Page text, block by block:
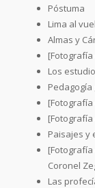
Póstuma
Lima al
Almas y
Los
Paisajes y
Coronel
Las